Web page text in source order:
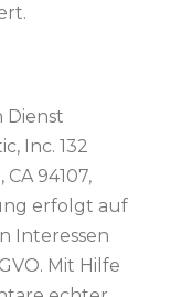
Dienst
Inc. 132
94107,
erfolgt auf
Interessen
Mit Hilfe